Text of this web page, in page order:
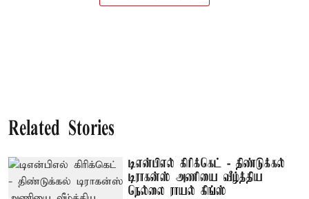
Related Stories
டிஎன்பிஎல் கிரிக்கெட் - திண்டுக்கல்
டிராகன்ஸ் அணியை வீழ்த்திய
நெல்லை ராயல் கிங்ஸ்